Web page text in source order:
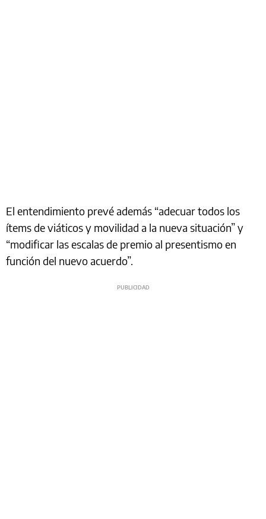
El entendimiento prevé además “adecuar todos los
ítems de viáticos y movilidad a la nueva situación” y
“modificar las escalas de premio al presentismo en
función del nuevo acuerdo”.